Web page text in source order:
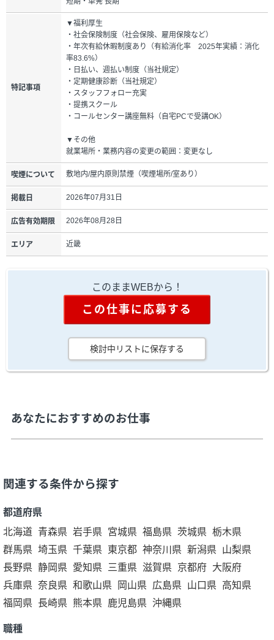
特記事項
▼福利厚生
・社会保険制度（社会保険、雇用保険など）
・年次有給休暇制度あり（有給消化率 2025年実績：消化
率83.6%）
・日払い、週払い制度（当社規定）
・定期健康診断（当社規定）
・スタッフフォロー充実
・提携スクール
・コールセンター講座無料（自宅PCで受講OK）
▼その他
就業場所・業務内容の変更の範囲：変更なし
喫煙について 敷地内/屋内原則禁煙（喫煙場所/室あり）
掲載日 2026年07月31日
広告有効期限 2026年08月28日
エリア 近畿
このままWEBから！
この仕事に応募する
検討中リストに保存する
あなたにおすすめのお仕事
関連する条件から探す
都道府県
北海道 青森県 岩手県 宮城県 福島県 茨城県 栃木県
群馬県 埼玉県 千葉県 東京都 神奈川県 新潟県 山梨県
長野県 静岡県 愛知県 三重県 滋賀県 京都府 大阪府
兵庫県 奈良県 和歌山県 岡山県 広島県 山口県 高知県
福岡県 長崎県 熊本県 鹿児島県 沖縄県
職種